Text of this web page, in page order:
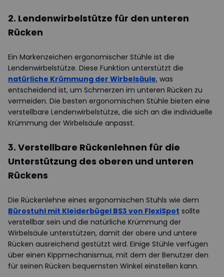
2. Lendenwirbelstütze für den unteren
Rücken
Ein Markenzeichen ergonomischer Stühle ist die
Lendenwirbelstütze. Diese Funktion unterstützt die
natürliche Krümmung der Wirbelsäule, was
entscheidend ist, um Schmerzen im unteren Rücken zu
vermeiden. Die besten ergonomischen Stühle bieten eine
verstellbare Lendenwirbelstütze, die sich an die individuelle
Krümmung der Wirbelsäule anpasst.
3. Verstellbare Rückenlehnen für die
Unterstützung des oberen und unteren
Rückens
Die Rückenlehne eines ergonomischen Stuhls wie dem
Bürostuhl mit Kleiderbügel BS3 von FlexiSpot sollte
verstellbar sein und die natürliche Krümmung der
Wirbelsäule unterstützen, damit der obere und untere
Rücken ausreichend gestützt wird. Einige Stühle verfügen
über einen Kippmechanismus, mit dem der Benutzer den
für seinen Rücken bequemsten Winkel einstellen kann.